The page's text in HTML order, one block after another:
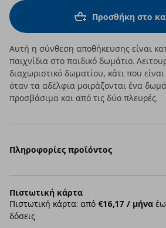
Προσθήκη στο
Αυτή η σύνθεση αποθήκευσης είναι
παιχνίδια στο παιδικό δωμάτιο.
διαχωριστικό δωματίου, κάτι που είναι
όταν τα αδέλφια μοιράζονται ένα
προσβάσιμα και από τις δύο πλευρές.
Πληροφορίες προϊόντος
Πιστωτική κάρτα
Πιστωτική κάρτα: από €16,17 / μήνα
δόσεις